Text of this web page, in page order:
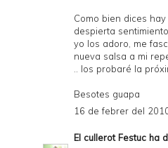
Como bien dices
despierta
yo los adoro, me
nueva salsa a mi
.. los probaré la
Besotes guapa
16 de febrer del
El cullerot Festuc ha